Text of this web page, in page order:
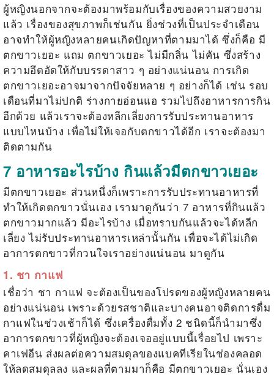
ผู้หญิงนอกจากจะต้องมาพร้อมกับเรื่องของความสวยงาม
แล้ว เรื่องของสุขภาพก็เช่นกัน ยิ่งช่วงที่เป็นประจำเดือน
อาจทำให้ผู้หญิงหลายคนเกิดปัญหาที่ตามมาได้ ซึ่งก็คือ มี
ตกขาวเยอะ แถม ตกขาวเยอะ ไม่มีกลิ่น ไม่คัน ซึ่งสร้าง
ความอึดอัดให้กับบรรดาสาว ๆ อย่างแน่นอน การเกิด
ตกขาวเยอะอาจมาจากปัจจัยหลาย ๆ อย่างก็ได้ เช่น รอบ
เดือนที่มาไม่ปกติ ร่างกายอ่อนแอ รวมไปถึงอาหารการกิน
อีกด้วย แล้วเราจะต้องหลีกเลี่ยงการรับประทานอาหาร
แบบไหนบ้าง เพื่อไม่ให้เจอกับตกขาวได้อีก เราจะต้องมา
ติดตามกัน
7 อาหารอะไรบ้าง กินแล้วมีตกขาวเยอะ
มีตกขาวเยอะ ส่วนหนึ่งก็เพราะการรับประทานอาหารที่
ทำให้เกิดตกขาวนั่นเอง เรามาดูกันว่า 7 อาหารที่กินแล้ว
ตกขาวมากแล้ว มีอะไรบ้าง เมื่อทราบกันแล้วจะได้หลีก
เลี่ยง ไม่รับประทานอาหารเหล่านั้นกัน เพื่อจะได้ไม่เกิด
อาการตกขาวที่กวนใจเราอย่างแน่นอน มาดูกัน
1. ชา กาแฟ
เชื่อว่า ชา กาแฟ จะต้องเป็นของโปรดของผู้หญิงหลายคน
อย่างแน่นอน เพราะด้วยรสชาติและบางคนอาจติดการดื่ม
กาแฟในช่วงเช้าก็ได้ ซึ่งเครื่องดื่มทั้ง 2 ชนิดนี้ก็นำมาซึ่ง
อาการตกขาวที่ผู้หญิงจะต้องเจออยู่แบบนี้เรื่อยไป เพราะ
คาเฟอีน ส่งผลต่อความสมดุลของแบคทีเรียในช่องคลอด
ให้ลดสมดุลลง และผลที่ตามมาก็คือ มีตกขาวเยอะ นั่นเอง